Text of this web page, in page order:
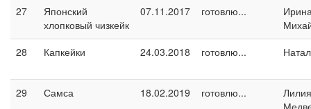
27
Японский
хлопковый чизкейк
07.11.2017 готовлю...
28
Капкейки 24.03.2018 готовлю...
29 Самса 18.02.2019 готовлю...
Лилия